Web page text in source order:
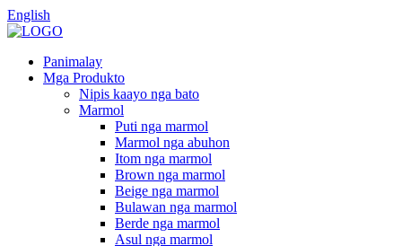
English
Panimalay
Mga Produkto
Nipis kaayo nga bato
Marmol
Puti nga marmol
Marmol nga abuhon
Itom nga marmol
Brown nga marmol
Beige nga marmol
Bulawan nga marmol
Berde nga marmol
Asul nga marmol